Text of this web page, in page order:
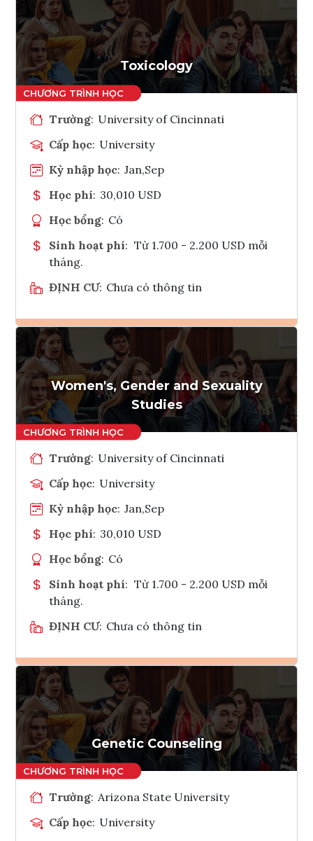
Ghi danh
Tham vấn Interlink
Toxicology
Trường: University of Cincinnati
Cấp học: University
Kỳ nhập học: Jan,Sep
Học phí: 30,010 USD
Học bổng: Có
Sinh hoạt phí: Từ 1.700 - 2.200 USD mỗi
tháng.
ĐỊNH CƯ: Chưa có thông tin
Ghi danh
Tham vấn Interlink
Women's, Gender and Sexuality
Studies
Trường: University of Cincinnati
Cấp học: University
Kỳ nhập học: Jan,Sep
Học phí: 30,010 USD
Học bổng: Có
Sinh hoạt phí: Từ 1.700 - 2.200 USD mỗi
tháng.
ĐỊNH CƯ: Chưa có thông tin
Ghi danh
Tham vấn Interlink
Genetic Counseling
Trường: Arizona State University
Cấp học: University